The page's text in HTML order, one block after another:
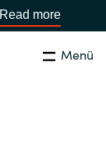
Read more
Menü
Schließen